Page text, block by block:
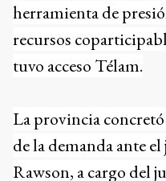
herramienta de
recursos
tuvo acceso Télam.
La provincia
de la demanda ante
Rawson, a cargo del